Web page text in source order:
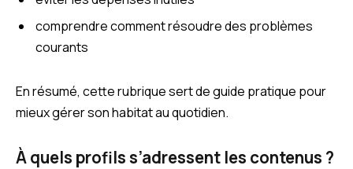
comprendre comment résoudre des problèmes
courants
En résumé, cette rubrique sert de guide pratique pour
mieux gérer son habitat au quotidien.
À quels profils s’adressent les contenus ?